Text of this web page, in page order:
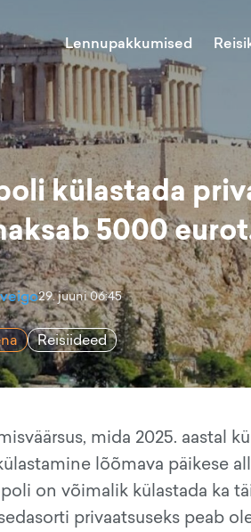
Lennupakkumised
külastada
5000
veigo29. juuni 06:45
Reisiideed
mida 2025. aastal
lõõmava päikese all
on võimalik külastada ka
privaatsuseks peab